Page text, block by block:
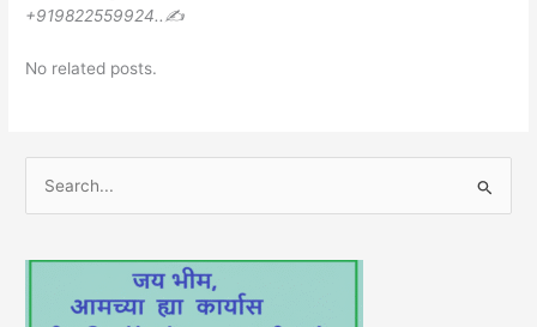
+919822559924..✍
No related posts.